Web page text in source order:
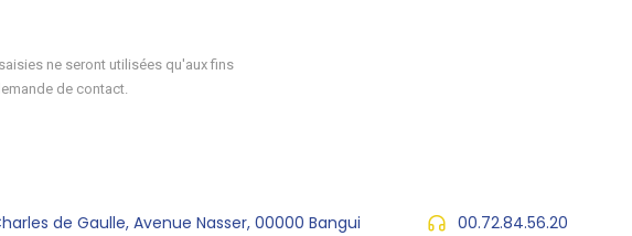
ne seront utilisées qu'aux fins
de contact.
de Gaulle, Avenue Nasser, 00000 Bangui 00.72.84.56.20